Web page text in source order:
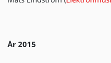
År 2015